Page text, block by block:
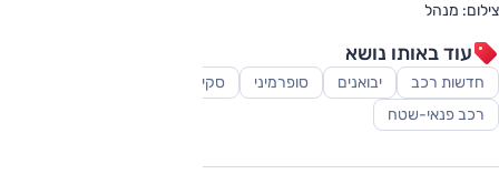
צילום: מנהל
עוד באותו נושא
חדשות רכב יבואנים סופרמיני סקירות
רכב פנאי-שטח